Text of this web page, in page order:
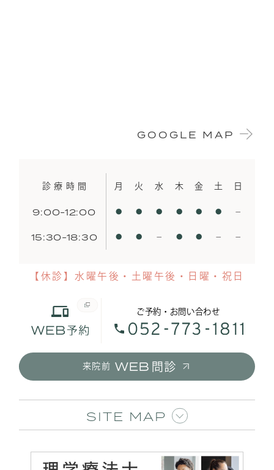
GOOGLE MAP
診療時間 月 火 水 木 金 土 日
9:00-12:00 ● ● ● ● ● ● −
15:30-18:30 ● ● − ● ● − −
【休診】水曜午後・土曜午後・日曜・祝日
ご予約・お問い合わせ
来院前
SITE MAP